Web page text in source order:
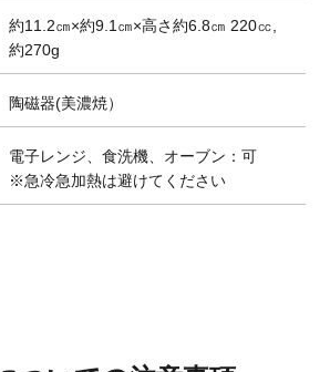
約11.2㎝×約9.1㎝×高さ約6.8㎝ 220㏄,
約270g
陶磁器(美濃焼）
電子レンジ、食洗機、オーブン：可
※急冷急加熱は避けてください